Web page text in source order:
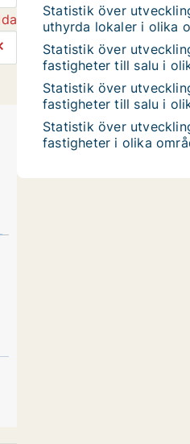
Statistik över
uthyrda lokaler i olika
Statistik över
fastigheter till salu i
Statistik över
fastigheter till salu i
Statistik över
fastigheter i olika